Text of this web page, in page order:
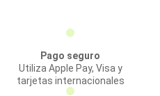
Pago seguro
Utiliza Apple Pay, Visa y
tarjetas internacionales